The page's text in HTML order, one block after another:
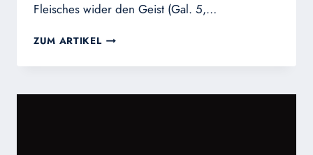
Fleisches wider den Geist (Gal. 5,…
ZUM ARTIKEL MIT
AUGEN